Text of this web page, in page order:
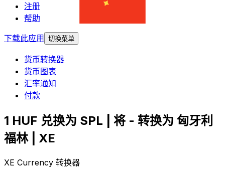
注册
帮助
下载此应用
切换菜单
货币转换器
货币图表
汇率通知
付款
1 HUF 兑换为 SPL | 将 - 转换为 匈牙利
福林 | XE
XE Currency 转换器